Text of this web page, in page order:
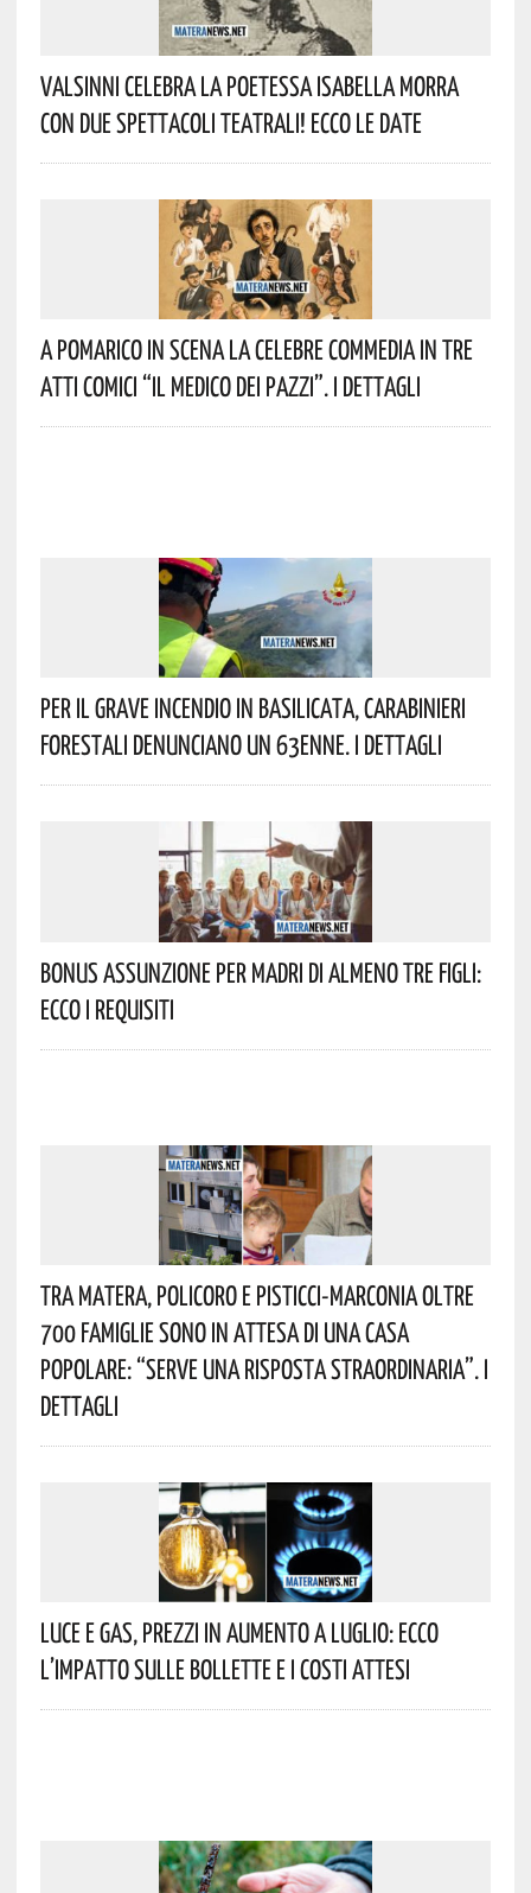
Valsinni Celebra La Poetessa Isabella Morra
Con Due Spettacoli Teatrali! Ecco Le Date
A Pomarico In Scena La Celebre Commedia In Tre
Atti Comici “Il Medico Dei Pazzi”. I Dettagli
Per Il Grave Incendio In Basilicata, Carabinieri
Forestali Denunciano Un 63enne. I Dettagli
Bonus Assunzione Per Madri Di Almeno Tre Figli:
Ecco I Requisiti
Tra Matera, Policoro E Pisticci-Marconia Oltre
700 Famiglie Sono In Attesa Di Una Casa
Popolare: “serve Una Risposta Straordinaria”. I
Dettagli
Luce E Gas, Prezzi In Aumento A Luglio: Ecco
L’impatto Sulle Bollette E I Costi Attesi